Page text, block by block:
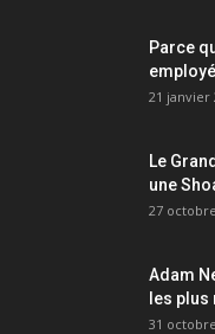
Parce
21 janvier
Le
une
27
Adam
les
31